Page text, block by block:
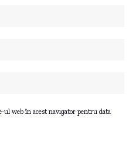
ul web în acest navigator pentru data